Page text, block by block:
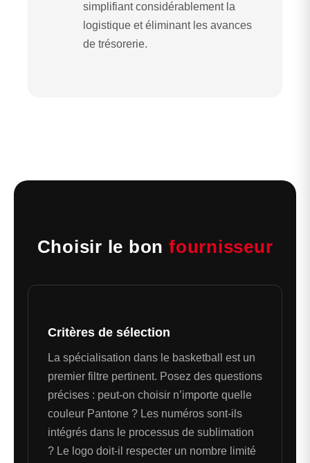
simplifiant considérablement la
logistique et éliminant les avances
de trésorerie.
Choisir le bonfournisseur
Critères de sélection
La spécialisation dans le basketball est un
premier filtre pertinent. Posez des questions
précises : peut-on choisir n’importe quelle
couleur Pantone ? Les numéros sont-ils
intégrés dans le processus de sublimation
? Le logo doit-il respecter un nombre limité